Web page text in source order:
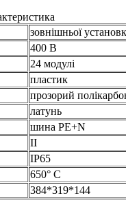
зовнішньої
400 В
24 модулі
пластик
прозорий
латунь
шина PE+N
II
IP65
650° C
384*319*144